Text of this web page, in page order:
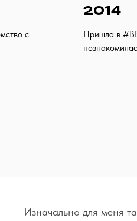
с
2014
Пришла в
Изначально для меня